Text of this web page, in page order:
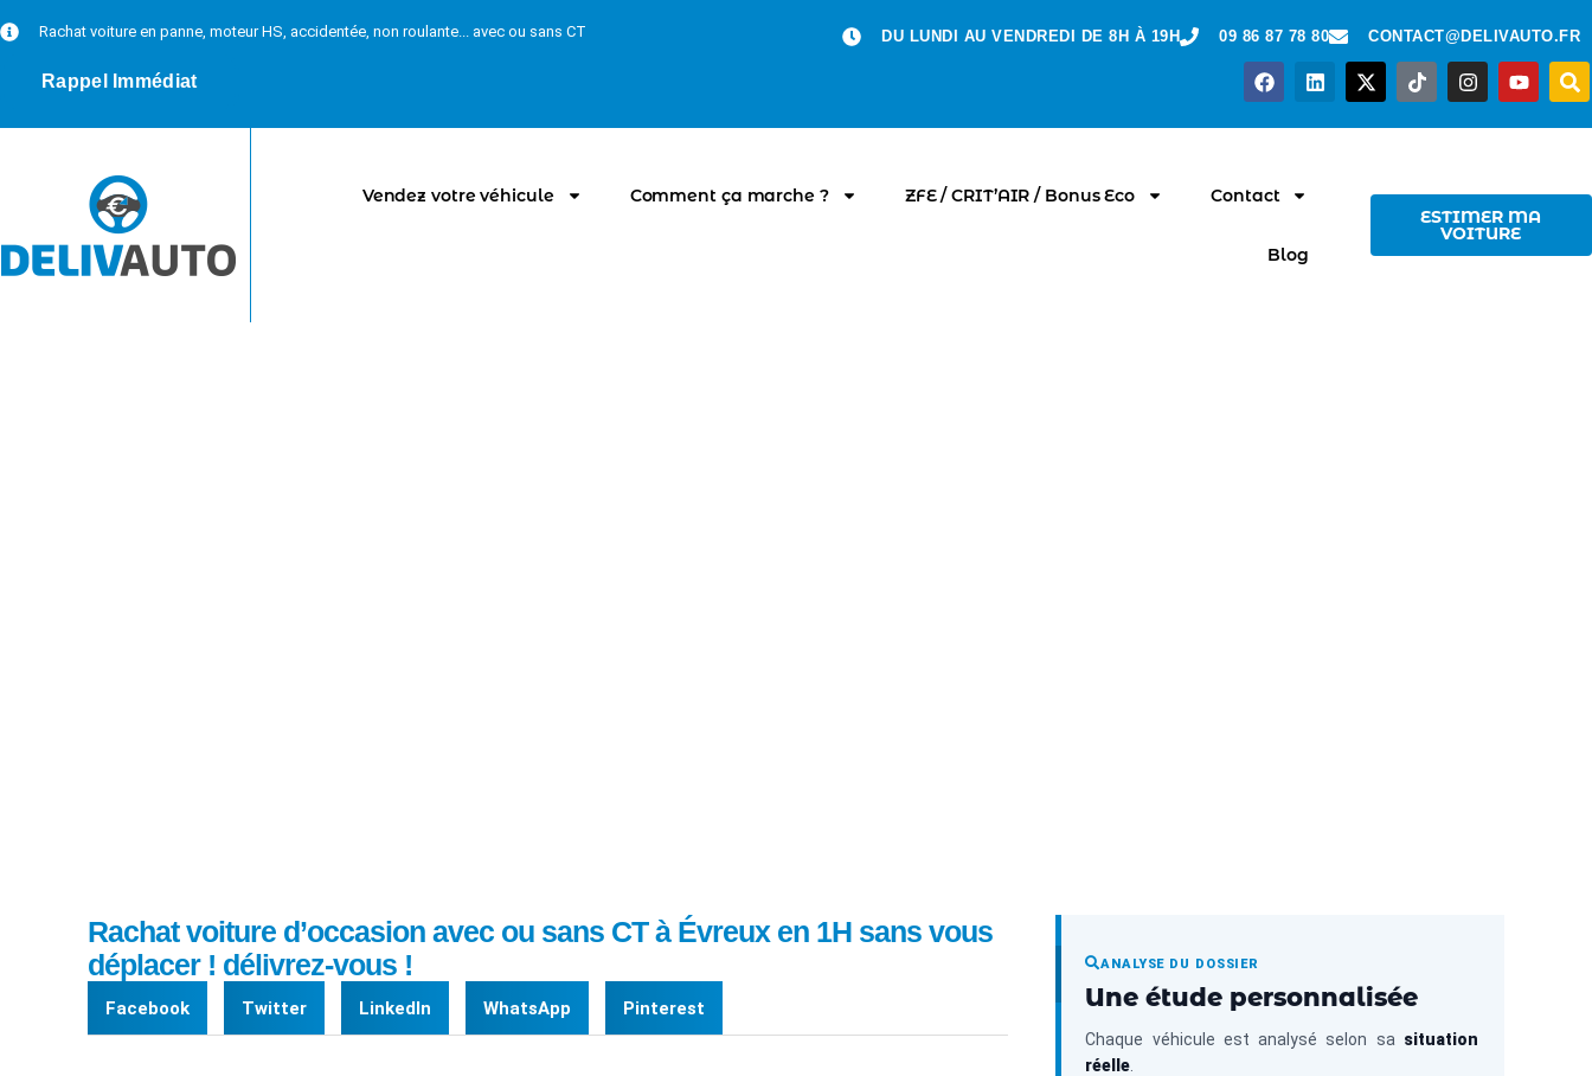
Rachat voiture en panne, moteur HS, accidentée, non roulante... avec ou sans CT
Rappel Immédiat
DU LUNDI AU VENDREDI DE 8H À 19H 09 86 87 78 80 CONTACT@DELIVAUTO.FR
Vendez votre véhicule Comment ça marche ? ZFE / CRIT’AIR / Bonus Eco Contact
Blog
ESTIMER MA
VOITURE
Rachat voiture d’occasion avec ou sans CT à Évreux en 1H sans vous
déplacer ! délivrez-vous !
Facebook Twitter LinkedIn WhatsApp Pinterest
ANALYSE DU DOSSIER
Une étude personnalisée
Chaque véhicule est analysé selon sa situation
réelle